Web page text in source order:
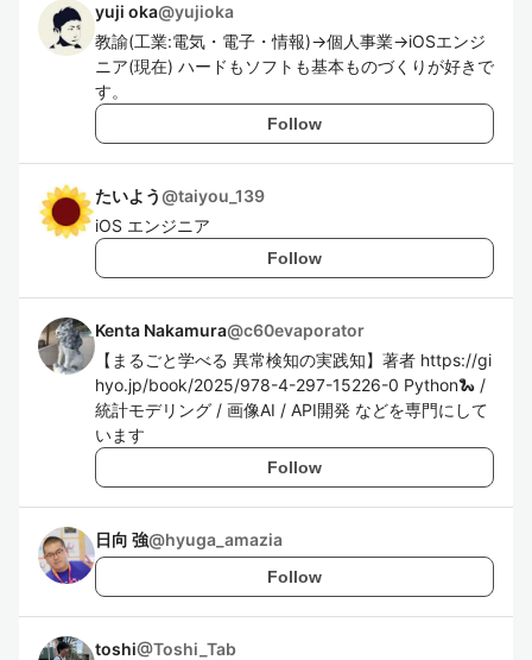
yuji oka@yujioka
教諭(工業:電気・電子・情報)→個人事業→iOSエンジ
ニア(現在) ハードもソフトも基本ものづくりが好きで
す。
Follow
たいよう@taiyou_139
iOS エンジニア
Follow
Kenta Nakamura@c60evaporator
【まるごと学べる 異常検知の実践知】著者 https://gi
hyo.jp/book/2025/978-4-297-15226-0 Python🐍 /
統計モデリング / 画像AI / API開発 などを専門にして
います
Follow
日向 強@hyuga_amazia
Follow
toshi@Toshi_Tab